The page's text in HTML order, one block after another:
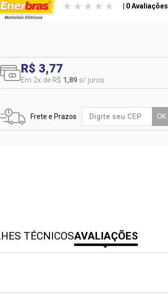
| 0 Avaliações
R$ 3,77
Em 2x de R$ 1,89 s/ juros
Frete e Prazos OK
TÉCNICOSAVALIAÇÕES